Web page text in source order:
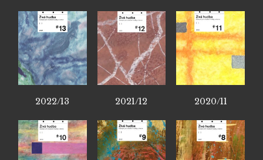
2022/13 2021/12 2020/11